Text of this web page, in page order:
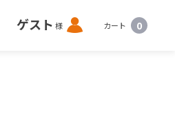
ゲスト 様 ロ
グ
カート 0